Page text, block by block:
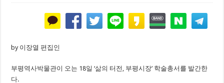
by 이장열 편집인
부평역사박물관이 오는 18일 ‘삶의 터전, 부평시장’ 학술총서를 발간한
다.